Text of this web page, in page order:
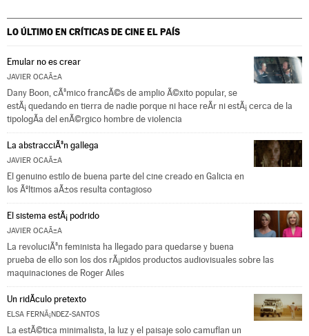
LO ÚLTIMO EN CRÍTICAS DE CINEEL PAÍS
Emular no es crear
JAVIER OCAÃ±A
Dany Boon, cÃ³mico francÃ©s de amplio Ã©xito popular, se
estÃ¡ quedando en tierra de nadie porque ni hace reÃ­r ni estÃ¡ cerca de la
tipologÃ­a del enÃ©rgico hombre de violencia
La abstracciÃ³n gallega
JAVIER OCAÃ±A
El genuino estilo de buena parte del cine creado en Galicia en
los Ãºltimos aÃ±os resulta contagioso
El sistema estÃ¡ podrido
JAVIER OCAÃ±A
La revoluciÃ³n feminista ha llegado para quedarse y buena
prueba de ello son los dos rÃ¡pidos productos audiovisuales sobre las
maquinaciones de Roger Ailes
Un ridÃ­culo pretexto
ELSA FERNÃ¡NDEZ-SANTOS
La estÃ©tica minimalista, la luz y el paisaje solo camuflan un